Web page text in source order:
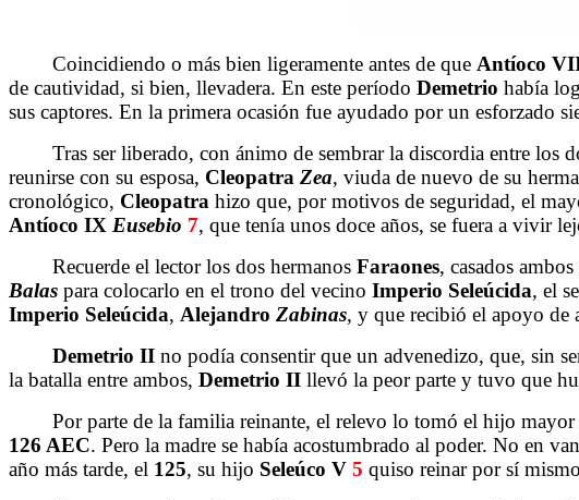
Coincidiendo o más bien ligeramente antes de que Antíoco
de cautividad, si bien, llevadera. En este período Demetrio había
sus captores. En la primera ocasión fue ayudado por un esforzado
Tras ser liberado, con ánimo de sembrar la discordia entre los
reunirse con su esposa, Cleopatra Zea, viuda de nuevo de su
cronológico, Cleopatra hizo que, por motivos de seguridad, el
Antíoco IX Eusebio 7, que tenía unos doce años, se fuera a vivir
Recuerde el lector los dos hermanos Faraones, casados
Balas para colocarlo en el trono del vecino Imperio Seleúcida, el
Imperio Seleúcida, Alejandro Zabinas, y que recibió el apoyo de
Demetrio II no podía consentir que un advenedizo, que, sin
la batalla entre ambos, Demetrio II llevó la peor parte y tuvo que
Por parte de la familia reinante, el relevo lo tomó el hijo mayor
126 AEC. Pero la madre se había acostumbrado al poder. No en
año más tarde, el 125, su hijo Seleúco V 5 quiso reinar por sí